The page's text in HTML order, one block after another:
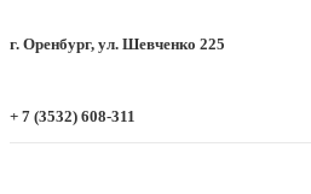
г. Оренбург, ул. Шевченко 225
+ 7 (3532) 608-311